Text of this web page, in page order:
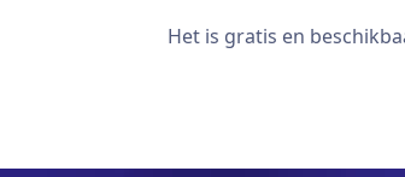
Het is gratis en